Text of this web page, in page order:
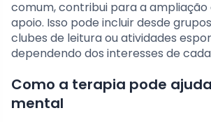
comum, contribui para a ampliação
apoio. Isso pode incluir desde
clubes de leitura ou atividades
dependendo dos interesses de
Como a terapia pode
mental